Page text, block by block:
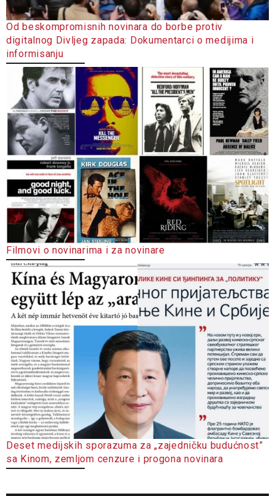
Od beskompromisnih novinara do borbe protiv
digitalnog Divljeg zapada: Dokumentarci o medijima i
informisanju
Filmovi o novinarima i za novinare
Deset medijskih sporazuma za „zajedničku budućnost”
sa Kinom, zemljom cenzure i progona novinara